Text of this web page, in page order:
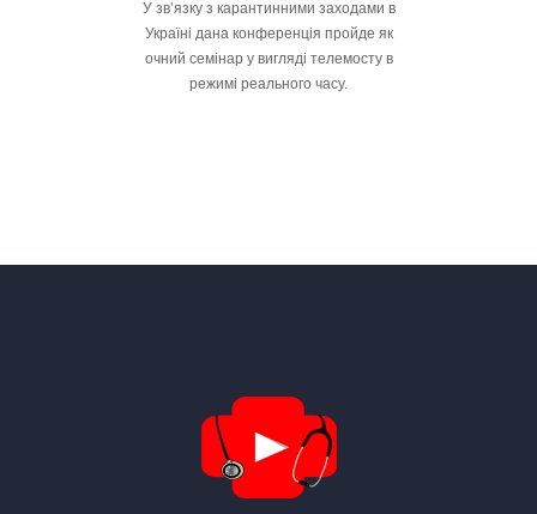
У зв’язку з карантинними заходами в
Україні дана конференція пройде як
очний семінар у вигляді телемосту в
режимі реального часу.